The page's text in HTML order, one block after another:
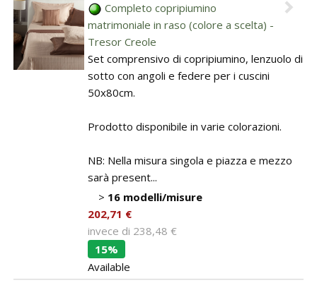
Completo copripiumino
matrimoniale in raso (colore a scelta) -
Tresor Creole
Set comprensivo di copripiumino, lenzuolo di
sotto con angoli e federe per i cuscini
50x80cm.
Prodotto disponibile in varie colorazioni.
NB: Nella misura singola e piazza e mezzo
sarà present...
> 16 modelli/misure
202,71 €
invece di 238,48 €
15%
Available